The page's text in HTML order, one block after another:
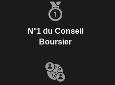
N°1 du Conseil
Boursier